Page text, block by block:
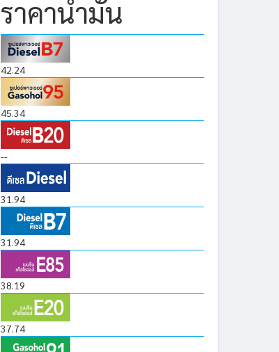
ราคาน้ำมัน
42.24
45.34
--
31.94
31.94
38.19
37.74